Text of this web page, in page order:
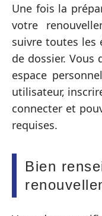
Une fois la
votre
suivre toutes les
de dossier. Vous
espace
utilisateur,
connecter et
requises.
Bien